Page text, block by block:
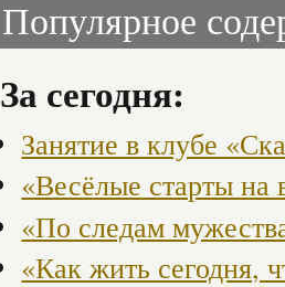
Популярное
За сегодня:
Занятие в клубе
«Весёлые старты на
«По следам
«Как жить сегодня,